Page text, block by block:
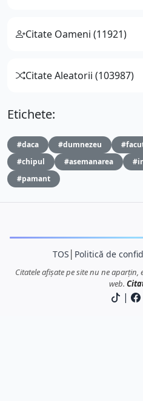
Citate Oameni (11921)
Citate Aleatorii (103987)
Etichete:
#daca #dumnezeu
#chipul
#asemanarea
#pamant
TOS Politică de
Citatele afișate pe site nu ne
web.
|